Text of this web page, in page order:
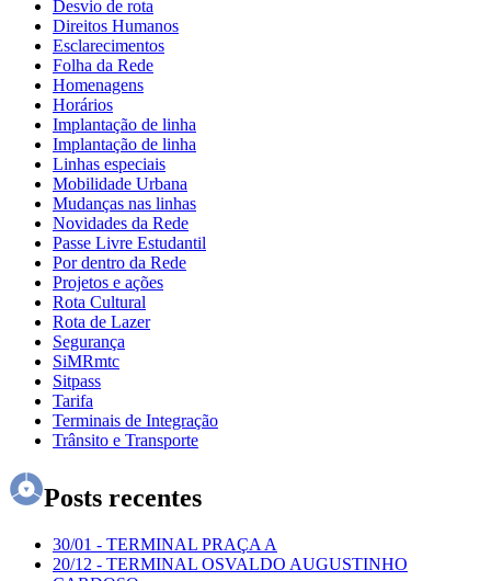
Desvio de rota
Direitos Humanos
Esclarecimentos
Folha da Rede
Homenagens
Horários
Implantação de linha
Implantação de linha
Linhas especiais
Mobilidade Urbana
Mudanças nas linhas
Novidades da Rede
Passe Livre Estudantil
Por dentro da Rede
Projetos e ações
Rota Cultural
Rota de Lazer
Segurança
SiMRmtc
Sitpass
Tarifa
Terminais de Integração
Trânsito e Transporte
Posts recentes
30/01 - TERMINAL PRAÇA A
20/12 - TERMINAL OSVALDO AUGUSTINHO